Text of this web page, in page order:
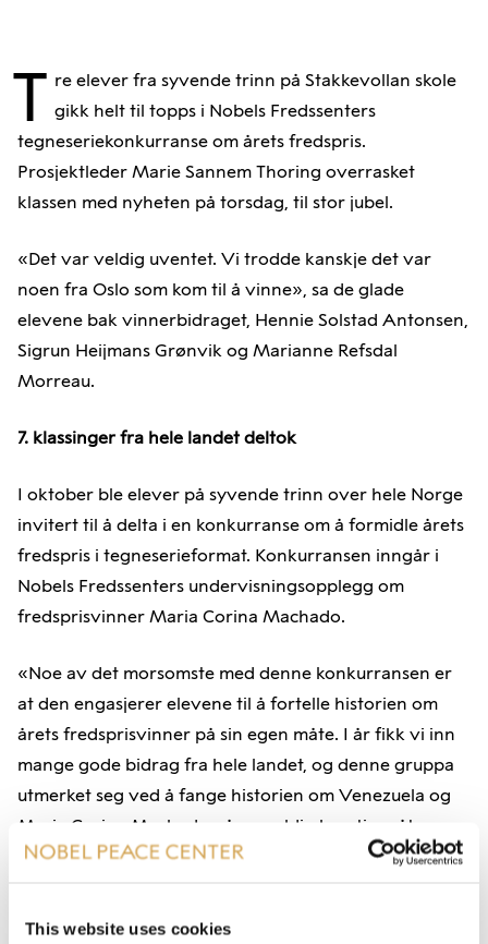
This website uses cookies
T re elever fra syvende trinn på Stakkevollan skole
gikk helt til topps i Nobels Fredssenters
tegneseriekonkurranse om årets fredspris.
Prosjektleder Marie Sannem Thoring overrasket
klassen med nyheten på torsdag, til stor jubel.
«Det var veldig uventet. Vi trodde kanskje det var
noen fra Oslo som kom til å vinne», sa de glade
elevene bak vinnerbidraget, Hennie Solstad Antonsen,
Sigrun Heijmans Grønvik og Marianne Refsdal
Morreau.
7. klassinger fra hele landet deltok
I oktober ble elever på syvende trinn over hele Norge
invitert til å delta i en konkurranse om å formidle årets
fredspris i tegneserieformat. Konkurransen inngår i
Nobels Fredssenters undervisningsopplegg om
fredsprisvinner Maria Corina Machado.
«Noe av det morsomste med denne konkurransen er
at den engasjerer elevene til å fortelle historien om
årets fredsprisvinner på sin egen måte. I år fikk vi inn
mange gode bidrag fra hele landet, og denne gruppa
utmerket seg ved å fange historien om Venezuela og
Maria Corina Machado på en veldig kreativ måte»,
sier Marie Sannem Thoring.